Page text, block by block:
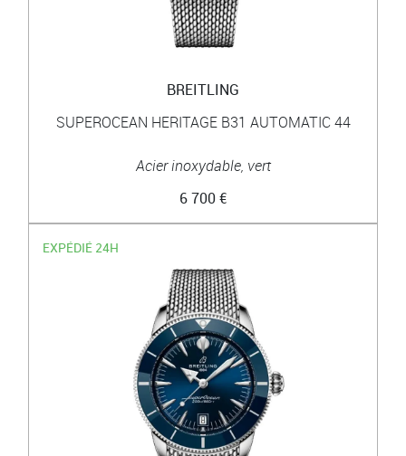
BREITLING
SUPEROCEAN HERITAGE B31 AUTOMATIC 44
Acier inoxydable, vert
6 700 €
EXPÉDIÉ 24H